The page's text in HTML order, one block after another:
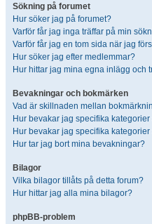
Sökning på forumet
Hur söker jag på forumet?
Varför får jag inga träffar på min
Varför får jag en tom sida när jag
Hur söker jag efter medlemmar?
Hur hittar jag mina egna inlägg och
Bevakningar och bokmärken
Vad är skillnaden mellan
Hur bevakar jag specifika
Hur bevakar jag specifika
Hur tar jag bort mina bevakningar?
Bilagor
Vilka bilagor tillåts på detta forum?
Hur hittar jag alla mina bilagor?
phpBB-problem